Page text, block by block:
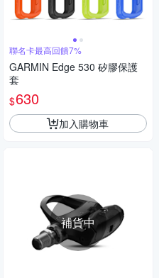
聯名卡最高回饋7%
GARMIN Edge 530 矽膠保護
套
$630
加入購物車
補貨中